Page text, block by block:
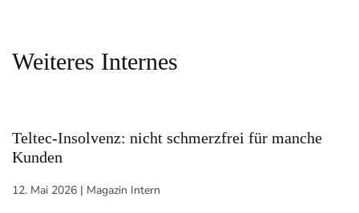
Weiteres Internes
Teltec-Insolvenz: nicht schmerzfrei für manche
Kunden
12. Mai 2026 | Magazin Intern